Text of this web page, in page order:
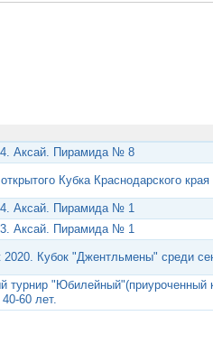
Аксай. Пирамидa № 8
Кубка Краснодарского
Аксай. Пирамидa № 1
Аксай. Пирамидa № 1
2020. Кубок "Джентльмены" среди
турнир
60 лет.